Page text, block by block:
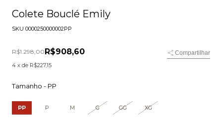
Colete Bouclé Emily
SKU 0000250000002PP
R$1.298,00 R$908,60
Compartilhar
4 x de R$227,15
Tamanho - PP
PP P M G GG XG